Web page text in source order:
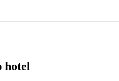
640 4 640 4 640 4 640 4 640
25 26
hotel